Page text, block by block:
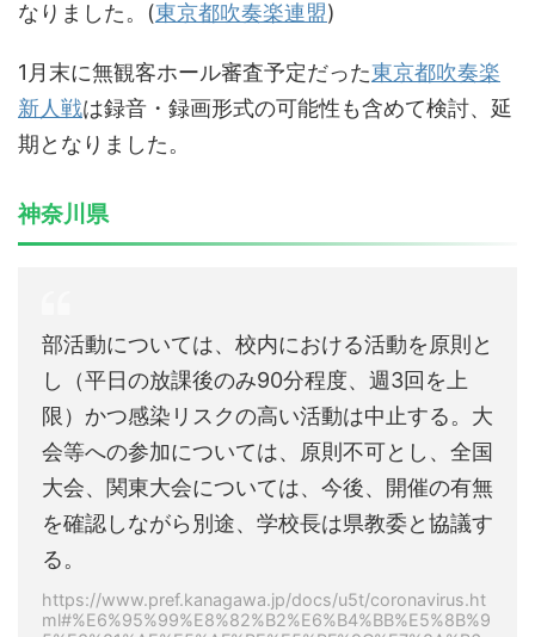
なりました。(東京都吹奏楽連盟)
1月末に無観客ホール審査予定だった東京都吹奏楽
新人戦は録音・録画形式の可能性も含めて検討、延
期となりました。
神奈川県
部活動については、校内における活動を原則と
し（平日の放課後のみ90分程度、週3回を上
限）かつ感染リスクの高い活動は中止する。大
会等への参加については、原則不可とし、全国
大会、関東大会については、今後、開催の有無
を確認しながら別途、学校長は県教委と協議す
る。
https://www.pref.kanagawa.jp/docs/u5t/coronavirus.ht
ml#%E6%95%99%E8%82%B2%E6%B4%BB%E5%8B%9